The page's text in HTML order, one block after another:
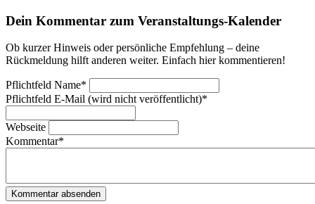
Dein Kommentar zum Veranstaltungs-Kalender
Ob kurzer Hinweis oder persönliche Empfehlung – deine
Rückmeldung hilft anderen weiter. Einfach hier kommentieren!
Pflichtfeld Name*
Pflichtfeld E-Mail (wird nicht veröffentlicht)*
Webseite
Kommentar*